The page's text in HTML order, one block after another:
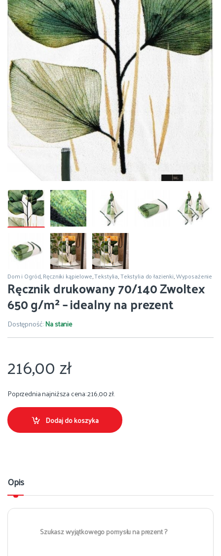
Dom i Ogród,Ręczniki kąpielowe,Tekstylia,Tekstylia do łazienki,Wyposażenie
Ręcznik drukowany 70/140 Zwoltex
650 g/m² – idealny na prezent
Dostępność:Na stanie
216,00zł
Poprzednia najniższa cena:216,00zł.
Dodaj do koszyka
Opis
Szukasz wyjątkowego pomysłu na prezent ?